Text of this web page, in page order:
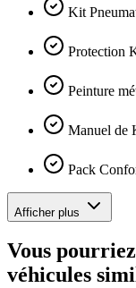
Kit
Protection
Peinture
Manuel de
Pack
Afficher plus
Vous
véhicules